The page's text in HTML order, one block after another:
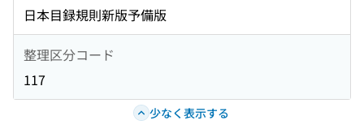
日本目録規則新版予備版
整理区分コード
117
少なく表示する